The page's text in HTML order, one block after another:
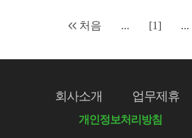
처음 ... [1] ...
회사소개 업무제휴
개인정보처리방침